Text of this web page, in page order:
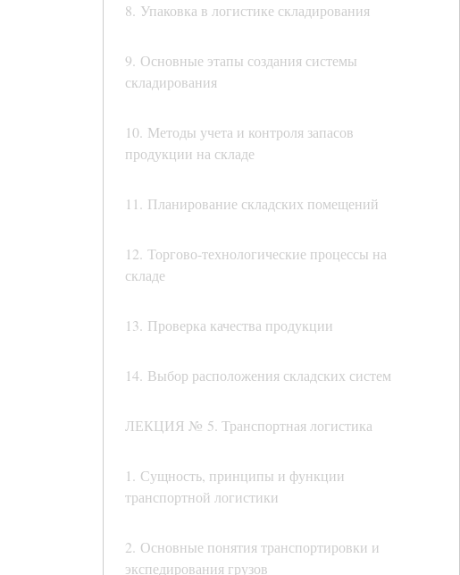
8. Упаковка в логистике складирования
9. Основные этапы создания системы
складирования
10. Методы учета и контроля запасов
продукции на складе
11. Планирование складских помещений
12. Торгово-технологические процессы на
складе
13. Проверка качества продукции
14. Выбор расположения складских систем
ЛЕКЦИЯ № 5. Транспортная логистика
1. Сущность, принципы и функции
транспортной логистики
2. Основные понятия транспортировки и
экспедирования грузов